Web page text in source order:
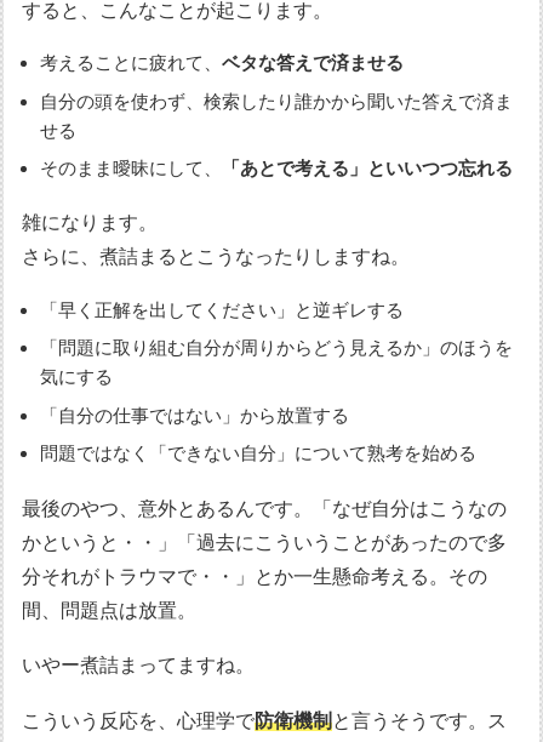
すると、こんなことが起こります。
考えることに疲れて、ベタな答えで済ませる
自分の頭を使わず、検索したり誰かから聞いた答えで済ま
せる
そのまま曖昧にして、
「あとで考える」といいつつ忘れる
雑になります。
さらに、煮詰まるとこうなったりしますね。
「早く正解を出してください」と逆ギレする
「問題に取り組む自分が周りからどう見えるか」のほうを
気にする
「自分の仕事ではない」から放置する
問題ではなく「できない自分」について熟考を始める
最後のやつ、意外とあるんです。「なぜ自分はこうなの
かというと・・」「過去にこういうことがあったので多
分それがトラウマで・・」とか一生懸命考える。その
間、問題点は放置。
いやー煮詰まってますね。
こういう反応を、心理学で防衛機制と言うそうです。ス